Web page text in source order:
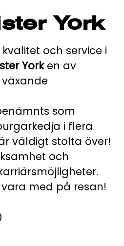
York
och service i
Yorken av
som
i flera
väldigt stolta över!
och
med på resan!